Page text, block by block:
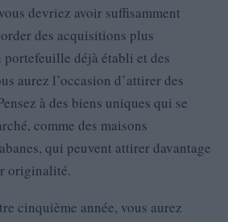
devriez avoir suffisamment
des acquisitions plus
portefeuille déjà établi et des
aurez l’occasion d’attirer des
à des biens uniques qui se
comme des maisons
qui peuvent attirer davantage
originalité.
cinquième année, vous aurez